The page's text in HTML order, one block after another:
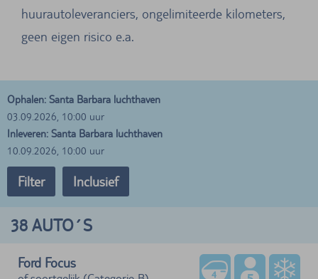
huurautoleveranciers, ongelimiteerde kilometers,
geen eigen risico e.a.
Ophalen: Santa Barbara luchthaven
03.09.2026, 10:00 uur
Inleveren: Santa Barbara luchthaven
10.09.2026, 10:00 uur
Filter Inclusief
38 AUTO´S
Ford Focus